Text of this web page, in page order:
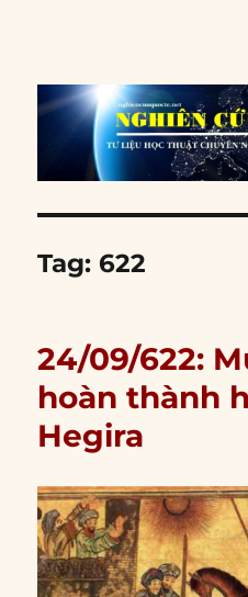
Tag: 622
24/09/622:
hoàn thành
Hegira